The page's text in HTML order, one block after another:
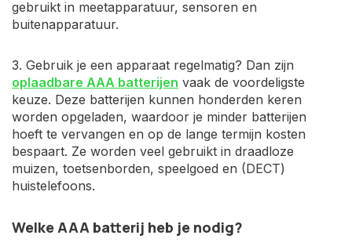
gebruikt in meetapparatuur, sensoren en
buitenapparatuur.
3. Gebruik je een apparaat regelmatig? Dan zijn
oplaadbare AAA batterijen vaak de voordeligste
keuze. Deze batterijen kunnen honderden keren
worden opgeladen, waardoor je minder batterijen
hoeft te vervangen en op de lange termijn kosten
bespaart. Ze worden veel gebruikt in draadloze
muizen, toetsenborden, speelgoed en (DECT)
huistelefoons.
Welke AAA batterij heb je nodig?